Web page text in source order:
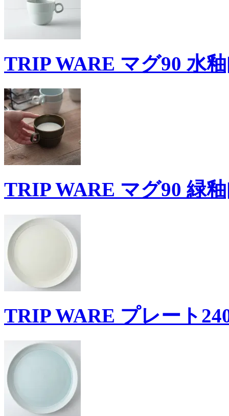
TRIP WARE マグ90 水
TRIP WARE マグ90 緑
TRIP WARE プレート